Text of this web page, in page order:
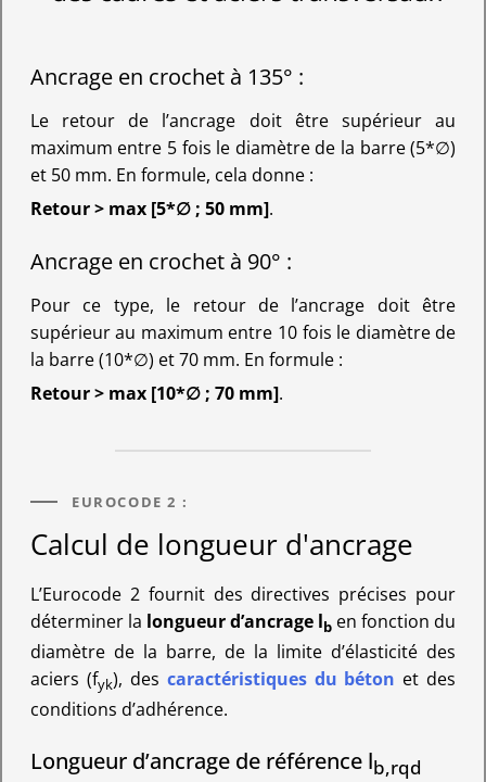
Ancrage en crochet à 135° :
Le retour de l’ancrage doit être supérieur au
maximum entre 5 fois le diamètre de la barre (5*∅)
et 50 mm. En formule, cela donne :
Retour > max [5*∅ ; 50 mm].
Ancrage en crochet à 90° :
Pour ce type, le retour de l’ancrage doit être
supérieur au maximum entre 10 fois le diamètre de
la barre (10*∅) et 70 mm. En formule :
Retour > max [10*∅ ; 70 mm].
EUROCODE 2 :
Calcul de longueur d'ancrage
L’Eurocode 2 fournit des directives précises pour
déterminer la longueur d’ancrage lb en fonction du
diamètre de la barre, de la limite d’élasticité des
aciers (fyk), des caractéristiques du béton et des
conditions d’adhérence.
Longueur d’ancrage de référence lb,rqd